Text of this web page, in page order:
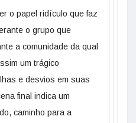
o papel ridículo que faz
o grupo que
a comunidade da qual
um trágico
e desvios em suas
final indica um
caminho para a